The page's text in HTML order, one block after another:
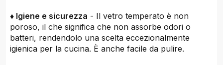
♦ Igiene e sicurezza - Il vetro temperato è non
poroso, il che significa che non assorbe odori o
batteri, rendendolo una scelta eccezionalmente
igienica per la cucina. È anche facile da pulire.